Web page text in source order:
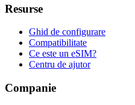
Resurse
Ghid de configurare
Compatibilitate
Ce este un eSIM?
Centru de ajutor
Companie